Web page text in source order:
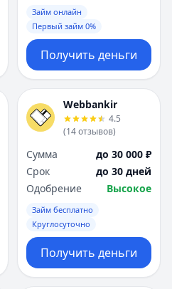
Займ онлайн
Первый займ 0%
Получить деньги
Webbankir
4.5
(14отзывов)
Сумма
до 30 000 ₽
Срок
до 30 дней
Одобрение
Высокое
Займ бесплатно
Круглосуточно
Получить деньги